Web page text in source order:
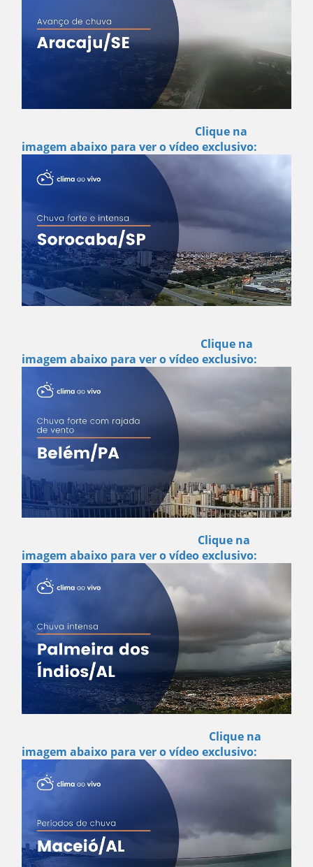
Clique na
imagem abaixo para ver o vídeo exclusivo:
Clique na
imagem abaixo para ver o vídeo exclusivo:
Clique na
imagem abaixo para ver o vídeo exclusivo:
Clique na
imagem abaixo para ver o vídeo exclusivo: